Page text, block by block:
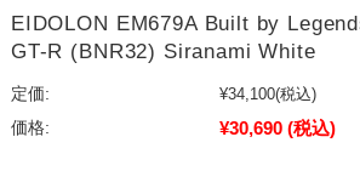
EIDOLON EM679A Built by
GT-R (BNR32) Siranami White
定価: ¥34,100(税込)
価格:
¥30,690 (税込)